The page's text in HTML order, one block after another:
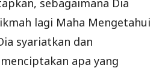
sebagaimana Dia
lagi Maha Mengetahui
syariatkan dan
apa yang